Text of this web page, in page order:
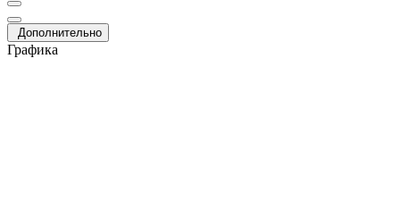
Дополнительно
Графика